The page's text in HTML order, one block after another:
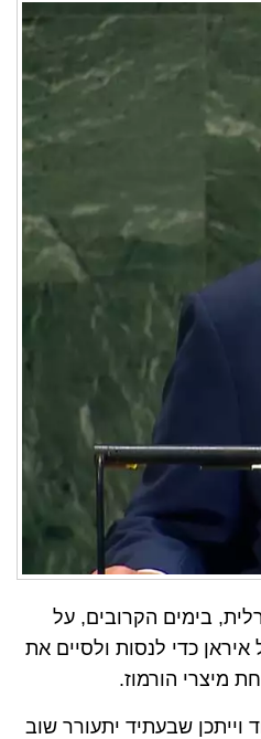
בימים הקרובים, על
כדי לנסות ולסיים את
מיצרי הורמוז.
שבעתיד יתעורר שוב